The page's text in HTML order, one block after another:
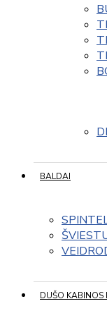
BALDAI
DUŠO KABINOS